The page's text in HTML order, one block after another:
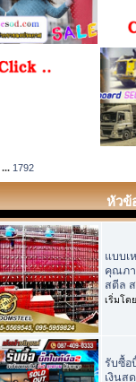
... 1792
หัวข้
แบบเ
คุณภา
สตีล
เริ่มโด
รับซื้อ
เงินส